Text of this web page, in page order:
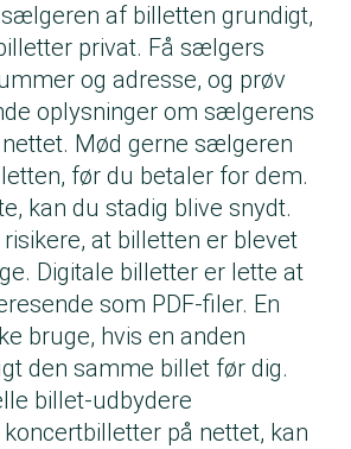
sælgeren af billetten grundigt,
privat. Få sælgers
og adresse, og prøv
oplysninger om sælgerens
Mød gerne sælgeren
før du betaler for dem.
kan du stadig blive snydt.
at billetten er blevet
Digitale billetter er lette at
som PDF-filer. En
bruge, hvis en anden
den samme billet før dig.
billet-udbydere
på nettet, kan